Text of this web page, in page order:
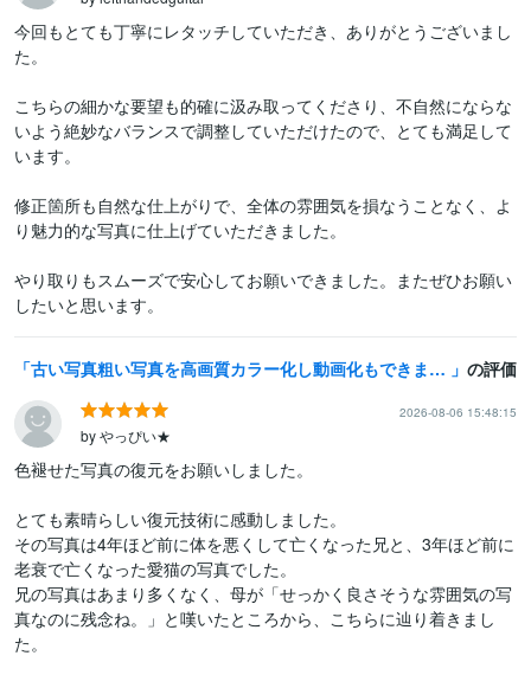
今回もとても丁寧にレタッチしていただき、ありがとうございまし
た。
こちらの細かな要望も的確に汲み取ってくださり、不自然にならな
いよう絶妙なバランスで調整していただけたので、とても満足して
います。
修正箇所も自然な仕上がりで、全体の雰囲気を損なうことなく、よ
り魅力的な写真に仕上げていただきました。
やり取りもスムーズで安心してお願いできました。またぜひお願い
したいと思います。
古い写真粗い写真を高画質カラー化し動画化もできます 驚くほど鮮明に、あなたの写真が生まれ変わります！ の評価
2026-08-06 15:48:15
by やっぴい★
色褪せた写真の復元をお願いしました。
とても素晴らしい復元技術に感動しました。
その写真は4年ほど前に体を悪くして亡くなった兄と、3年ほど前に
老衰で亡くなった愛猫の写真でした。
兄の写真はあまり多くなく、母が「せっかく良さそうな雰囲気の写
真なのに残念ね。」と嘆いたところから、こちらに辿り着きまし
た。